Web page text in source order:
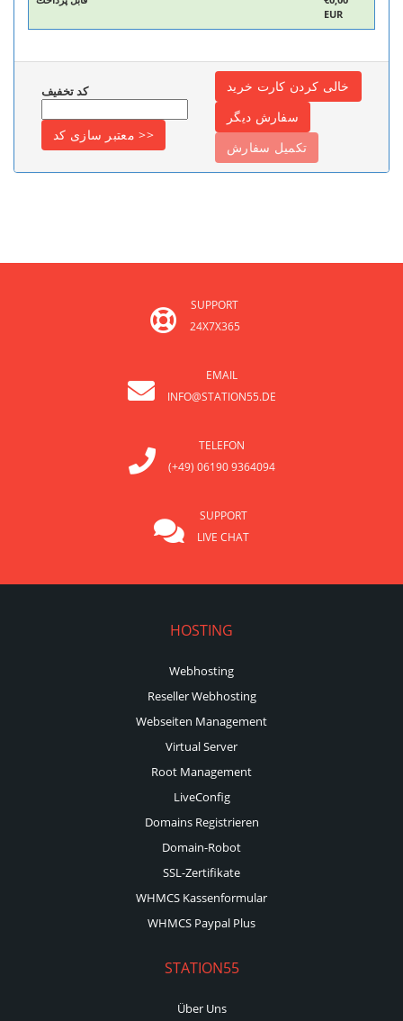
EUR
کد تخفیف
SUPPORT
24X7X365
EMAIL
INFO@STATION55.DE
TELEFON
(+49) 06190 9364094
SUPPORT
LIVE CHAT
HOSTING
Webhosting
Reseller Webhosting
Webseiten Management
Virtual Server
Root Management
LiveConfig
Domains Registrieren
Domain-Robot
SSL-Zertifikate
WHMCS Kassenformular
WHMCS Paypal Plus
STATION55
Über Uns